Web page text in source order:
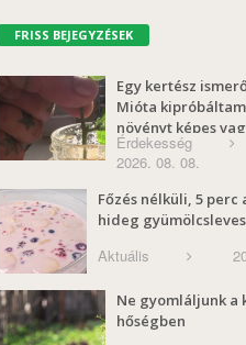
FRISS BEJEGYZÉSEK
Egy kertész
Mióta
növényt képes
Érdekesség
2026. 08. 08.
Főzés nélküli, 5
hideg gyümölcsleves
Aktuális
Ne gyomláljunk a
hőségben